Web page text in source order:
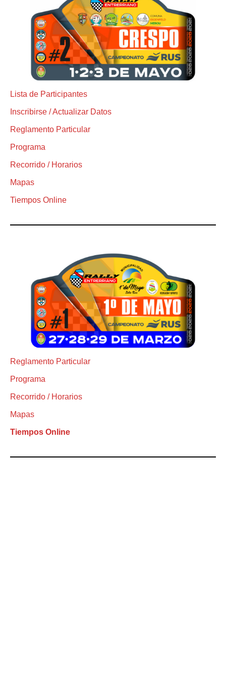
Lista de Participantes
Inscribirse / Actualizar Datos
Reglamento Particular
Programa
Recorrido / Horarios
Mapas
Tiempos Online
Reglamento Particular
Programa
Recorrido / Horarios
Mapas
Tiempos Online